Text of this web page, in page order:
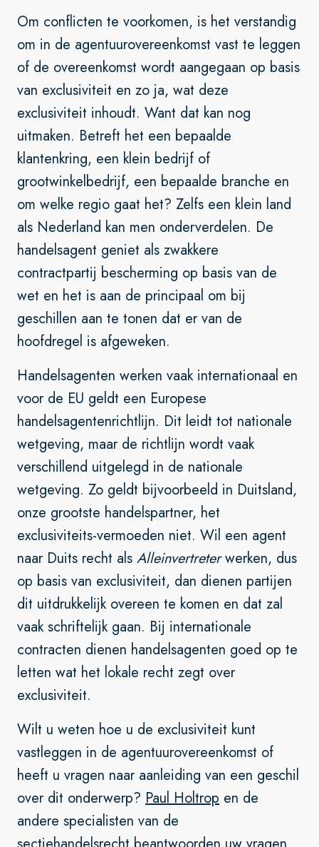
Om conflicten te voorkomen, is het verstandig
om in de agentuurovereenkomst vast te leggen
of de overeenkomst wordt aangegaan op basis
van exclusiviteit en zo ja, wat deze
exclusiviteit inhoudt. Want dat kan nog
uitmaken. Betreft het een bepaalde
klantenkring, een klein bedrijf of
grootwinkelbedrijf, een bepaalde branche en
om welke regio gaat het? Zelfs een klein land
als Nederland kan men onderverdelen. De
handelsagent geniet als zwakkere
contractpartij bescherming op basis van de
wet en het is aan de principaal om bij
geschillen aan te tonen dat er van de
hoofdregel is afgeweken.
Handelsagenten werken vaak internationaal en
voor de EU geldt een Europese
handelsagentenrichtlijn. Dit leidt tot nationale
wetgeving, maar de richtlijn wordt vaak
verschillend uitgelegd in de nationale
wetgeving. Zo geldt bijvoorbeeld in Duitsland,
onze grootste handelspartner, het
exclusiviteits-vermoeden niet. Wil een agent
naar Duits recht als Alleinvertreterwerken, dus
op basis van exclusiviteit, dan dienen partijen
dit uitdrukkelijk overeen te komen en dat zal
vaak schriftelijk gaan. Bij internationale
contracten dienen handelsagenten goed op te
letten wat het lokale recht zegt over
exclusiviteit.
Wilt u weten hoe u de exclusiviteit kunt
vastleggen in de agentuurovereenkomst of
heeft u vragen naar aanleiding van een geschil
over dit onderwerp? Paul Holtrop en de
andere specialisten van de